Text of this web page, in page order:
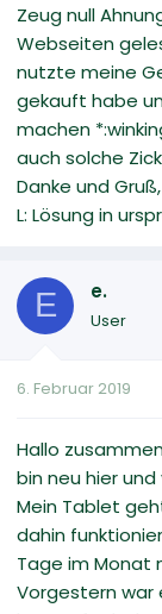
Zeug null
Webseiten
nutzte meine
gekauft habe
machen
auch solche
Danke und
L: Lösung in
E e.
User
6. Februar 2019
Hallo
bin neu hier
Mein Tablet
dahin
Tage im Monat
Vorgestern war